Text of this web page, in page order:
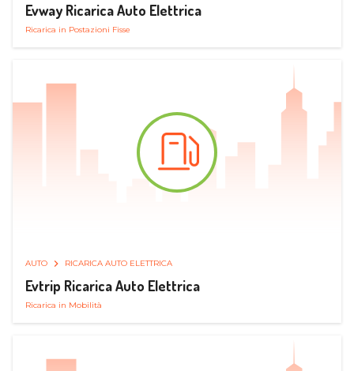
Evway Ricarica Auto Elettrica
Ricarica in Postazioni Fisse
AUTO RICARICA AUTO ELETTRICA
Evtrip Ricarica Auto Elettrica
Ricarica in Mobilità